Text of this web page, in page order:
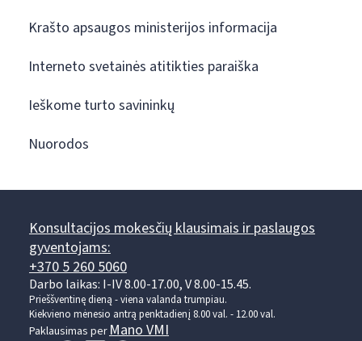
Krašto apsaugos ministerijos informacija
Interneto svetainės atitikties paraiška
Ieškome turto savininkų
Nuorodos
Konsultacijos mokesčių klausimais ir paslaugos
gyventojams:
+370 5 260 5060
Darbo laikas: I-IV 8.00-17.00, V 8.00-15.45.
Prieššventinę dieną - viena valanda trumpiau.
Kiekvieno mėnesio antrą penktadienį 8.00 val. - 12.00 val.
Paklausimas perMano VMI